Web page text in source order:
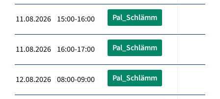
11.08.2026 15:00-16:00 Pal_Schlämm
11.08.2026 16:00-17:00 Pal_Schlämm
12.08.2026 08:00-09:00 Pal_Schlämm